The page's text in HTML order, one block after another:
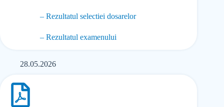
– Rezultatul selectiei dosarelor
– Rezultatul examenului
28.05.2026